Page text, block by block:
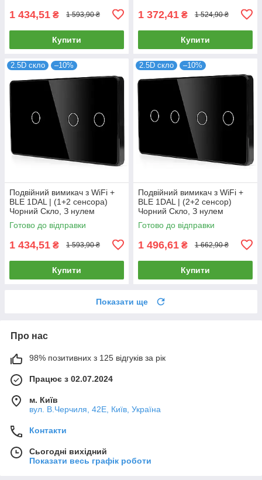
1 434,51 ₴ 1 593,90 ₴
Купити
1 372,41 ₴ 1 524,90 ₴
Купити
2.5D скло –10%
Подвійний вимикач з WiFi +
BLE 1DAL | (1+2 сенсора)
Чорний Скло, З нулем
(G157D-SW1G2G.WF.BL)
Готово до відправки
1 434,51 ₴ 1 593,90 ₴
Купити
2.5D скло –10%
Подвійний вимикач з WiFi +
BLE 1DAL | (2+2 сенсор)
Чорний Скло, З нулем
(G157D-SW2GX2.WF.BL)
Готово до відправки
1 496,61 ₴ 1 662,90 ₴
Купити
Показати ще
Про нас
98% позитивних з 125 відгуків за рік
Працює з 02.07.2024
м. Київ
вул. В.Черчиля, 42Е, Київ, Україна
Контакти
Сьогодні вихідний
Показати весь графік роботи